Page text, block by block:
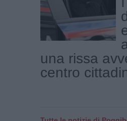
una rissa
centro